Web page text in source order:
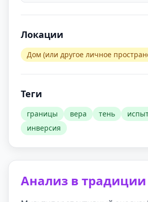
Локации
Дом (или другое личное
Теги
границы вера тень
инверсия
Анализ в традиции